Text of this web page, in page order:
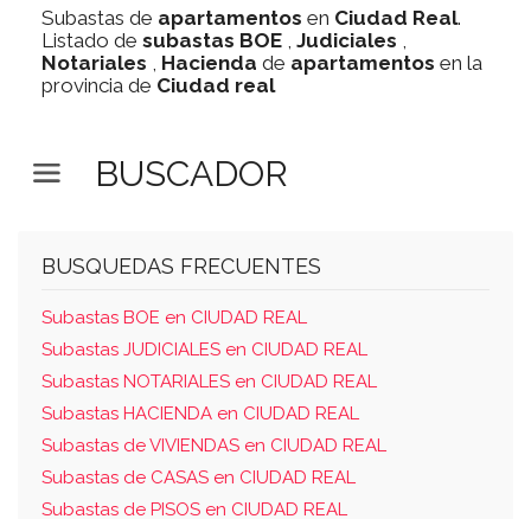
Subastas de apartamentos en Ciudad Real.
Listado de subastas BOE , Judiciales ,
Notariales , Hacienda de apartamentos en la
provincia de Ciudad real
BUSCADOR
BUSQUEDAS FRECUENTES
Subastas BOE en CIUDAD REAL
Subastas JUDICIALES en CIUDAD REAL
Subastas NOTARIALES en CIUDAD REAL
Subastas HACIENDA en CIUDAD REAL
Subastas de VIVIENDAS en CIUDAD REAL
Subastas de CASAS en CIUDAD REAL
Subastas de PISOS en CIUDAD REAL